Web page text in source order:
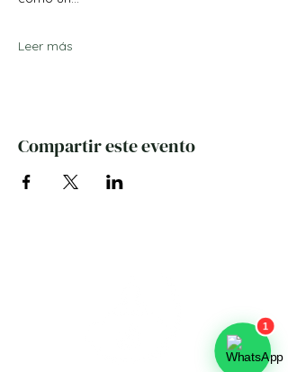
Leer más
Compartir este evento